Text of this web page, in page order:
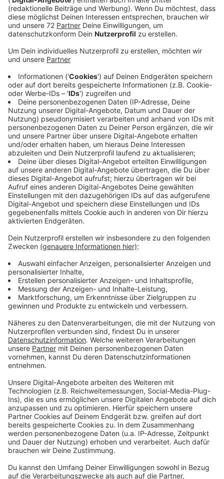
Das Rezept: "Gefüllte Gougere"
Anzeige
Zubereitungszeit: 60 Minuten
Für die Krapfen:
125 ml Wasser
125 ml Milch
100g Butter
1 Msp Chilipulver
Salz
220g Mehl
150g Comté gerieben
4 Eier Größe M
Für den Tomatenschmand:
100g halb getrocknete Kirschtomaten
100g Schmand
Salz
Pfeffer
Anzeige
Und so bereitet ihr das Essen zu
Anzeige
Krapfen:
Wasser, Milch, Butter und die Gewürze in einen
Topf aufkochen. Das gesiebte Mehl auf einmal
dazugeben.
Die Hitze reduzieren und mit einem Holzlöffel so
lange rühren, bis sich der Teig vom Boden löst.
Die Masse in eine kalte Schüssel umfüllen und die
immer gut verkneten.